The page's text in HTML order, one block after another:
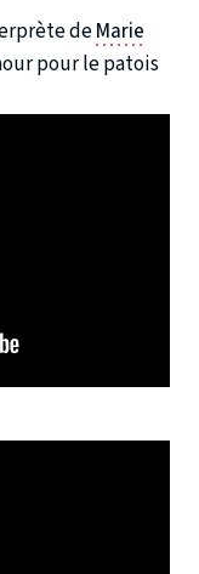
deMarie
pour le patois